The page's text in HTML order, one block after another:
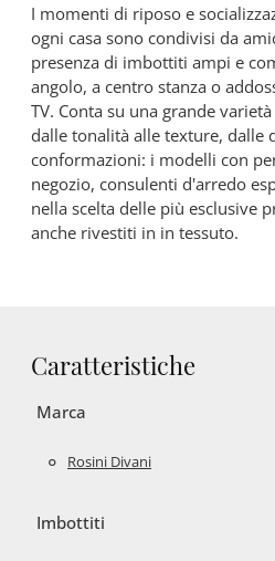
I momenti di riposo e
ogni casa sono condivisi da
presenza di imbottiti ampi e
angolo, a centro stanza o
TV. Conta su una grande
dalle tonalità alle texture, dalle
conformazioni: i modelli con
negozio, consulenti d'arredo
nella scelta delle più esclusive
anche rivestiti in in tessuto.
Caratteristiche
Marca
Rosini Divani
Imbottiti